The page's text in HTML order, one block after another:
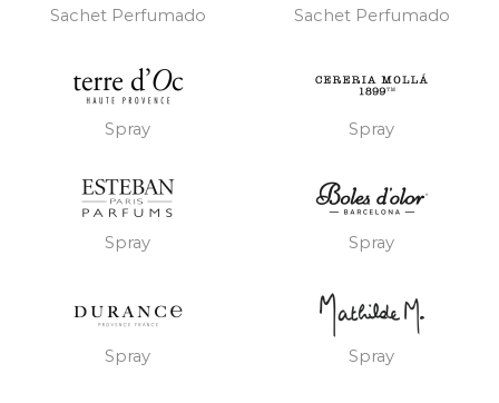
Sachet Perfumado Sachet Perfumado
Spray Spray
Spray Spray
Spray Spray